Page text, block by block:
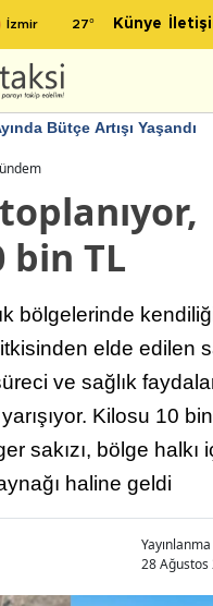
27° Künye
Bütçe Artışı Yaşandı
bin TL
bölgelerinde
elde edilen
ve sağlık
Kilosu 10
sakızı, bölge halkı
haline geldi
Yayınlanma
28 Ağustos